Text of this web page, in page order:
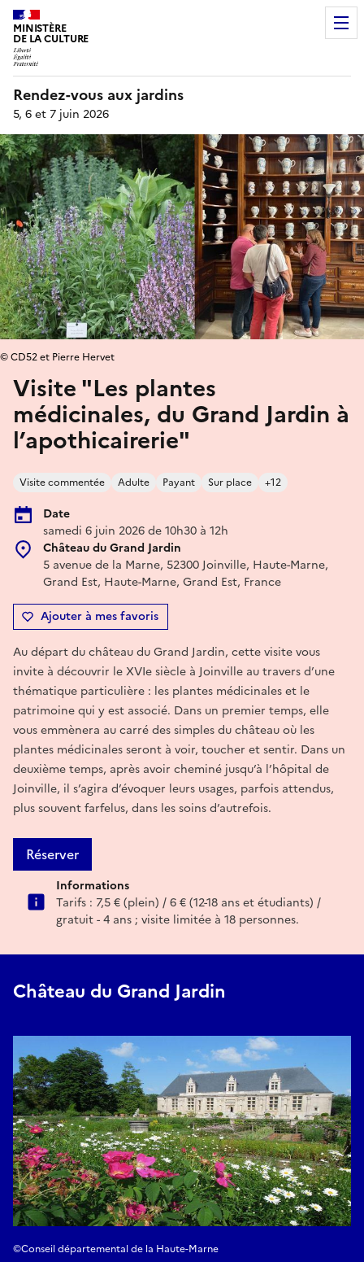
MINISTÈRE
DE LA CULTURE
Rendez-vous aux jardins
5, 6 et 7 juin 2026
Visite "Les plantes
médicinales, du Grand Jardin à
l’apothicairerie"
Visite commentée Adulte Payant Sur place +12
Date
samedi 6 juin 2026 de 10h30 à 12h
Château du Grand Jardin
5 avenue de la Marne, 52300 Joinville, Haute-Marne,
Grand Est, Haute-Marne, Grand Est, France
Ajouter à mes favoris
© CD52 et Pierre Hervet
Au départ du château du Grand Jardin, cette visite vous
invite à découvrir le XVIe siècle à Joinville au travers d’une
thématique particulière : les plantes médicinales et le
patrimoine qui y est associé. Dans un premier temps, elle
vous emmènera au carré des simples du château où les
plantes médicinales seront à voir, toucher et sentir. Dans un
deuxième temps, après avoir cheminé jusqu’à l’hôpital de
Joinville, il s’agira d’évoquer leurs usages, parfois attendus,
plus souvent farfelus, dans les soins d’autrefois.
Réserver
Informations
Tarifs : 7,5 € (plein) / 6 € (12-18 ans et étudiants) /
gratuit - 4 ans ; visite limitée à 18 personnes.
Château du Grand Jardin
©Conseil départemental de la Haute-Marne